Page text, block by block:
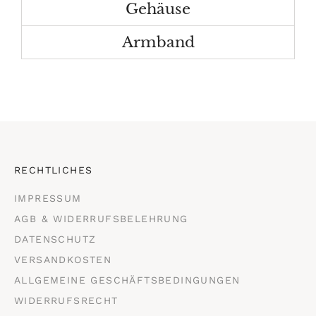
Gehäuse
Armband
RECHTLICHES
IMPRESSUM
AGB & WIDERRUFSBELEHRUNG
DATENSCHUTZ
VERSANDKOSTEN
ALLGEMEINE GESCHÄFTSBEDINGUNGEN
WIDERRUFSRECHT